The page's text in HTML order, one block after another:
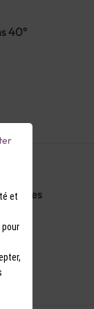
40°
Les
et